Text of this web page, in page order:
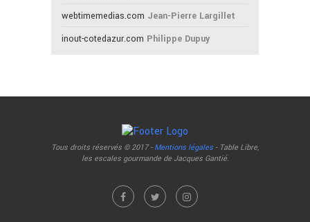
webtimemedias.com Jean-Pierre Largillet
inout-cotedazur.com Philippe Dupuy
Tous droits réservés © 2017 - Mentions légales - Table Libre,
les escales gourmande de Jacques Gantié.